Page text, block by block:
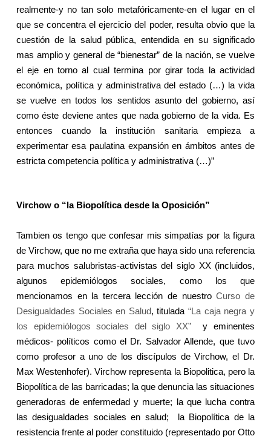
realmente-y no tan solo metafóricamente-en el lugar en el
que se concentra el ejercicio del poder, resulta obvio que la
cuestión de la salud pública, entendida en su significado
mas amplio y general de “bienestar” de la nación, se vuelve
el eje en torno al cual termina por girar toda la actividad
económica, política y administrativa del estado (…) la vida
se vuelve en todos los sentidos asunto del gobierno, así
como éste deviene antes que nada gobierno de la vida. Es
entonces cuando la institución sanitaria empieza a
experimentar esa paulatina expansión en ámbitos antes de
estricta competencia política y administrativa (…)”
Virchow o “ la Biopolíticadesde la Oposición”
Tambien os tengo que confesar mis simpatías por la figura
de Virchow, que no me extraña que haya sido una referencia
para muchos salubristas-activistas del siglo XX (incluidos,
algunos epidemiólogos sociales, como los que
mencionamos en la tercera lección de nuestroCurso de
Desigualdades Sociales en Salud, titulada“La caja negra y
los epidemiólogos sociales del siglo XX”
y eminentes
médicos- políticos como el Dr. Salvador Allende, que tuvo
como profesor a uno de los discípulos de Virchow, el Dr.
Max Westenhofer). Virchow representa la Biopolitica, pero la
Biopolíticade las barricadas; la que denuncia las situaciones
generadoras de enfermedad y muerte; la que lucha contra
las desigualdades sociales en salud;
la Biopolítica de la
resistencia frente al poder constituido (representado por Otto